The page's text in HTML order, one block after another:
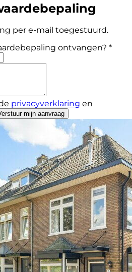
per e-mail toegestuurd.
ontvangen? *
privacyverklaring en
mijn aanvraag